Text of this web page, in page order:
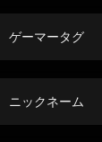
ゲーマータグ
ニックネーム